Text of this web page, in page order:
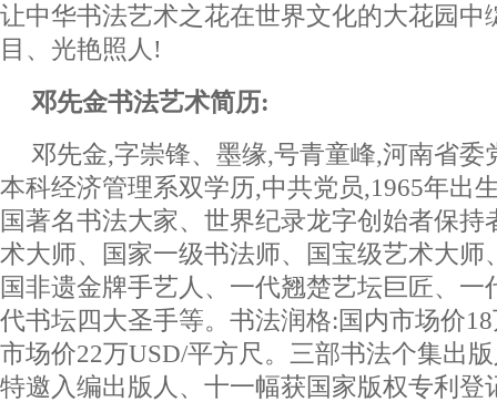
让中华书法艺术之花在世界文化的大花园中
目、光艳照人!
邓先金书法艺术简历:
邓先金,字崇锋、墨缘,号青童峰,河南省委
本科经济管理系双学历,中共党员,1965年出
国著名书法大家、世界纪录龙字创始者保持
术大师、国家一级书法师、国宝级艺术大师
国非遗金牌手艺人、一代翘楚艺坛巨匠、一
代书坛四大圣手等。书法润格:国内市场价
市场价22万USD/平方尺。三部书法个集出
特邀入编出版人、十一幅获国家版权专利登